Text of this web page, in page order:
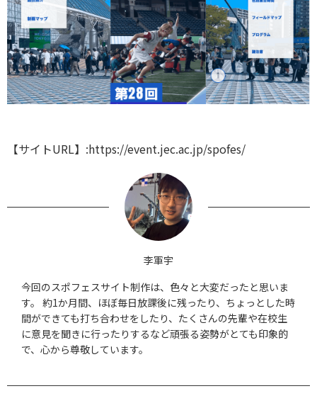
【サイトURL】:https://event.jec.ac.jp/spofes/
李軍宇
今回のスポフェスサイト制作は、色々と大変だったと思いま
す。 約1か月間、ほぼ毎日放課後に残ったり、ちょっとした時
間ができても打ち合わせをしたり、たくさんの先輩や在校生
に意見を聞きに行ったりするなど頑張る姿勢がとても印象的
で、心から尊敬しています。